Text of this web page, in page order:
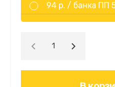
94 р. / банка ПП